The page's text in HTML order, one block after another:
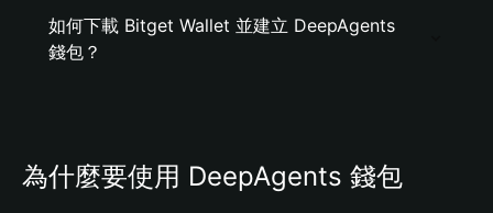
如何下載 Bitget Wallet 並建立 DeepAgents
錢包？
為什麼要使用 DeepAgents 錢包